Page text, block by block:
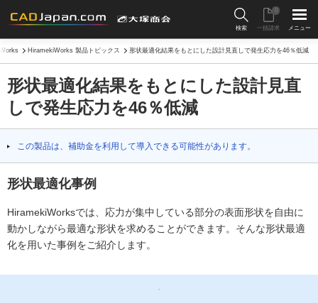
検索 一括請求
0
メニュー
HiramekiWorks 製品トピックス 形状最適化結果をもとにした設計見直しで発生応力を46％低減
形状最適化結果をもとにした設計見直
しで発生応力を46％低減
この製品は、補助金を利用して導入できる可能性があります。
形状最適化事例
HiramekiWorksでは、応力が集中している部分の表面形状を自由に
動かしながら最適な形状を求めることができます。そんな形状最適
化を用いた事例をご紹介します。